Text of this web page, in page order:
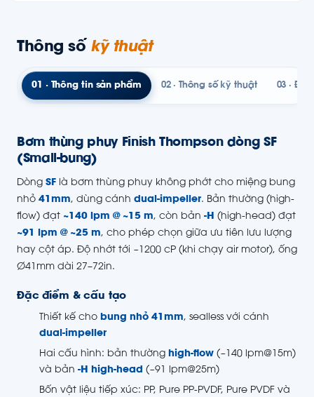
Thông số kỹ thuật
01 · Thông tin sản phẩm 02 · Thông số kỹ thuật 03 ·
Bơm thùng phuy Finish Thompson dòng SF
(Small-bung)
Dòng SF là bơm thùng phuy không phớt cho miệng bung
nhỏ 41mm, dùng cánh dual-impeller. Bản thường (high-
flow) đạt ~140 lpm @ ~15 m, còn bản -H (high-head) đạt
~91 lpm @ ~25 m, cho phép chọn giữa ưu tiên lưu lượng
hay cột áp. Độ nhớt tới ~1200 cP (khi chạy air motor), ống
Ø41mm dài 27–72in.
Đặc điểm & cấu tạo
Thiết kế cho bung nhỏ 41mm, sealless với cánh
dual-impeller
Hai cấu hình: bản thường high-flow (~140 lpm@15m)
và bản -H high-head (~91 lpm@25m)
Bốn vật liệu tiếp xúc: PP, Pure PP-PVDF, Pure PVDF và